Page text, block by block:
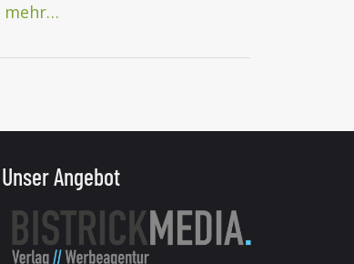
mehr…
Unser Angebot